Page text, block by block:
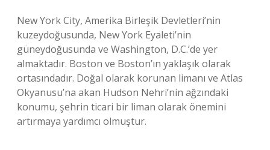
New York City, Amerika Birleşik Devletleri’nin
kuzeydoğusunda, New York Eyaleti’nin
güneydoğusunda ve Washington, D.C.’de yer
almaktadır. Boston ve Boston’ın yaklaşık olarak
ortasındadır. Doğal olarak korunan limanı ve Atlas
Okyanusu’na akan Hudson Nehri’nin ağzındaki
konumu, şehrin ticari bir liman olarak önemini
artırmaya yardımcı olmuştur.